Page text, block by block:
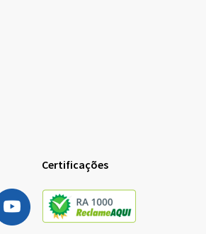
Certificações